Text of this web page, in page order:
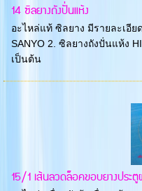
14 ซิลยางถังปั่นแห้ง
อะไหล่แท้ ซิลยาง มีรายละเอี
SANYO 2. ซิลยางถังปั่นแห้ง
เป็นต้น
15/1 เส้นลวดล็อคขอบยางประตู